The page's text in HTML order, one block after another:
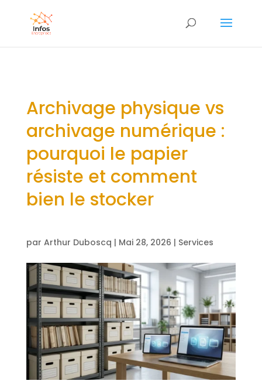
Archivage physique vs
archivage numérique :
pourquoi le papier
résiste et comment
bien le stocker
par Arthur Duboscq | Mai 28, 2026 | Services